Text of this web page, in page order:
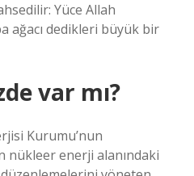
Yüce Allah
ağacı dedikleri büyük bir
var mı?
Kurumu’nun
nükleer enerji alanındaki